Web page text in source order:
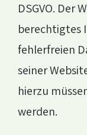
DSGVO. Der
berechtigtes
fehlerfreien
seiner
hierzu
werden.